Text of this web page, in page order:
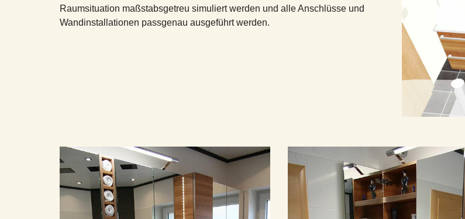
Raumsituation maßstabsgetreu simuliert werden und alle Anschlüsse und
Wandinstallationen passgenau ausgeführt werden.